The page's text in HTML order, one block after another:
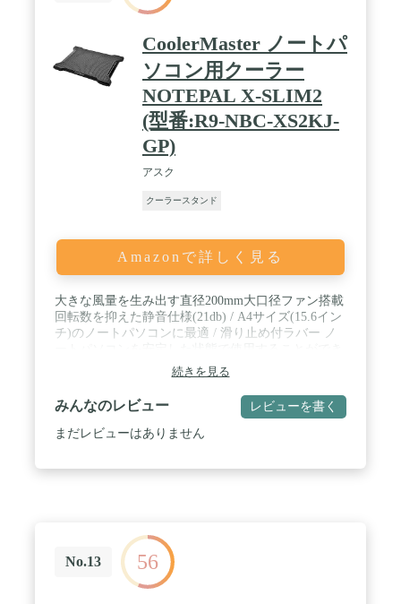
CoolerMaster ノートパ
ソコン用クーラー
NOTEPAL X-SLIM2
(型番:R9-NBC-XS2KJ-
GP)
アスク
クーラースタンド
Amazonで詳しく見る
大きな風量を生み出す直径200mm大口径ファン搭載
回転数を抑えた静音仕様(21db) / A4サイズ(15.6イン
チ)のノートパソコンに最適 / 滑り止め付ラバー ノ
ます。 / ACアダプタ不要 USB給電 / USB端子とケー
ブルを綺麗に収納 使わない時にはケーブルを本体に
収納できます。 / 各種家庭用ゲーム機への熱対策 家
庭用ゲーム機器の熱対策にも、横置きに設置してノ
ートパソコンと同様に冷やすことができます。 / ハ
続きを見る
みんなのレビュー レビューを書く
まだレビューはありません
No.13 56